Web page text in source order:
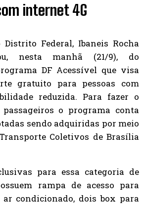
internet 4G
Federal, Ibaneis Rocha
nesta manhã (21/9), do
DF Acessível que visa
gratuito para pessoas com
reduzida. Para fazer o
o programa conta
sendo adquiridas por meio
Coletivos de Brasília
para essa categoria de
rampa de acesso para
ar condicionado, dois box para